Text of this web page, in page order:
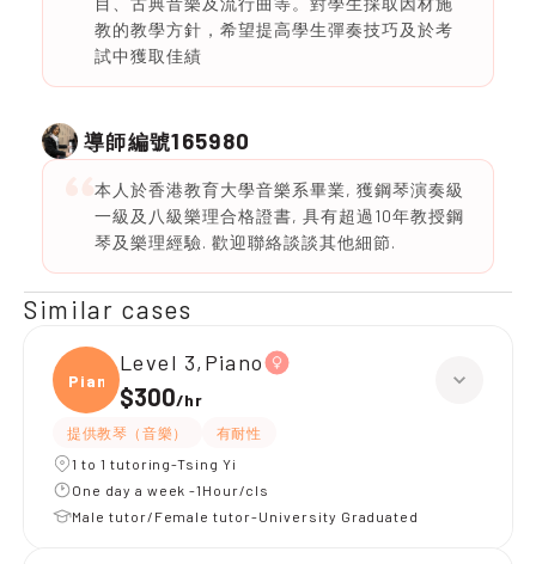
教的教學方針，希望提高學生彈奏技巧及於考
試中獲取佳績
導師編號165980
本人於香港教育大學音樂系畢業, 獲鋼琴演奏級
一級及八級樂理合格證書, 具有超過10年教授鋼
琴及樂理經驗. 歡迎聯絡談談其他細節.
Similar cases
Piano
Level 3,Piano
$300/hr
提供教琴（音樂）
有耐性
1 to 1 tutoring-Tsing Yi
One day a week -1Hour/cls
Male tutor/Female tutor-University Graduated